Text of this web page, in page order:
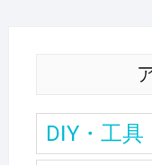
DIY・工具